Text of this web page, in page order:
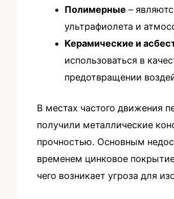
Полимерные –
ультрафиолета и
Керамические и
использоваться в
предотвращении
В местах частого движения
получили металлические
прочностью. Основным
временем цинковое
чего возникает угроза для